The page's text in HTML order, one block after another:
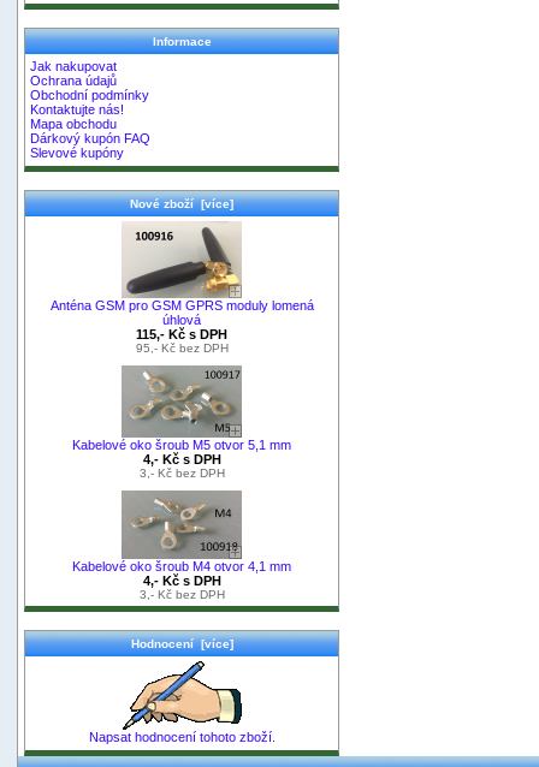
Informace
Jak nakupovat
Ochrana údajů
Obchodní podmínky
Kontaktujte nás!
Mapa obchodu
Dárkový kupón FAQ
Slevové kupóny
Nové zboží [více]
Anténa GSM pro GSM GPRS moduly lomená
úhlová
115,- Kč s DPH
95,- Kč bez DPH
Kabelové oko šroub M5 otvor 5,1 mm
4,- Kč s DPH
3,- Kč bez DPH
Kabelové oko šroub M4 otvor 4,1 mm
4,- Kč s DPH
3,- Kč bez DPH
Hodnocení [více]
Napsat hodnocení tohoto zboží.